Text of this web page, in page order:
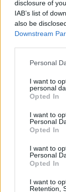
disclosure of
IAB’s list of
also be
Downstream
Personal
I want to
personal
Opted In
I want to
Personal
Opted In
I want to
Personal
Opted In
I want to
Retention,